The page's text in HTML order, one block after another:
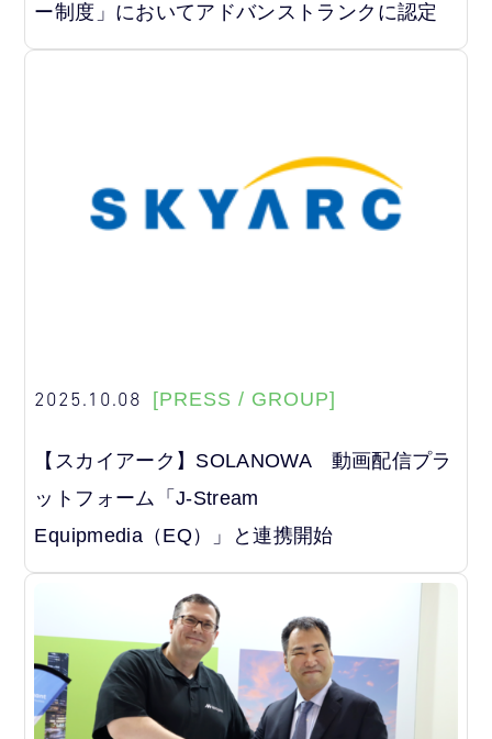
ー制度」においてアドバンストランクに認定
2025.10.08 [PRESS / GROUP]
【スカイアーク】SOLANOWA 動画配信プラ
ットフォーム「J-Stream
Equipmedia（EQ）」と連携開始